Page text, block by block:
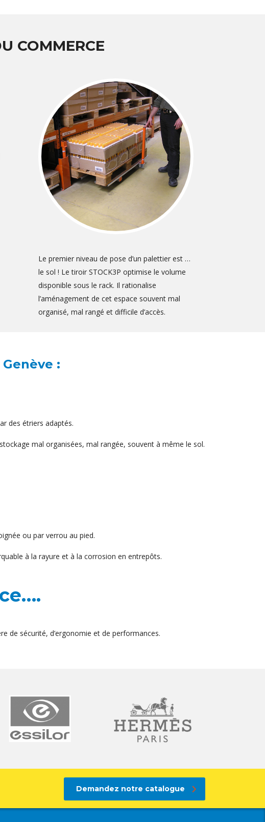
COMMERCE
Le premier niveau de pose d’un palettier est …
le sol ! Le tiroir STOCK3P optimise le volume
disponible sous le rack. Il rationalise
l’aménagement de cet espace souvent mal
organisé, mal rangé et difficile d’accès.
:
des étriers adaptés.
mal organisées, mal rangée, souvent à même le sol.
ou par verrou au pied.
à la rayure et à la corrosion en entrepôts.
de sécurité, d’ergonomie et de performances.
Demandez notre catalogue